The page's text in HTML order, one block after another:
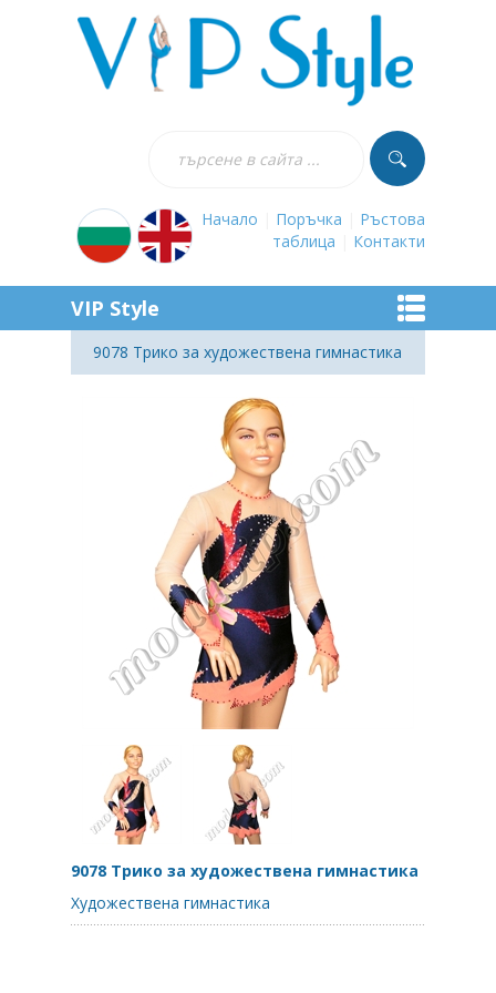
Начало Поръчка
Ръстова
таблица
Контакти
VIP Style
9078 Трико за художествена гимнастика
9078 Трико за художествена гимнастика
Художествена гимнастика